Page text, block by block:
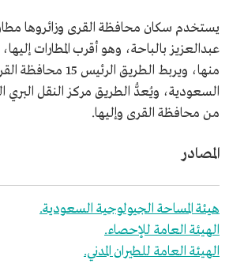
يستخدم سكان محافظة القرى وزائروها
منها، ويربط الطريق
السعودية، ويُعدُّ الطريق مركز النقل البري
من محافظة القرى وإليها.
المصادر
هيئة المساحة الجيولوجية السعودية.
الهيئة العامة للإحصاء.
الهيئة العامة للطيران المدني.